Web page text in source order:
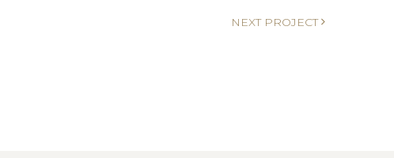
NEXT PROJECT